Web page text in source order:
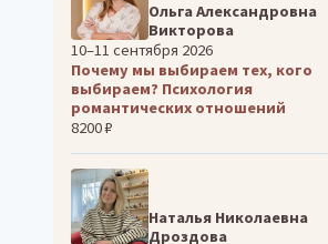
Ольга Александровна
Викторова
10–11 сентября 2026
Почему мы выбираем тех, кого
выбираем? Психология
романтических отношений
8200 ₽
Наталья Николаевна
Дроздова